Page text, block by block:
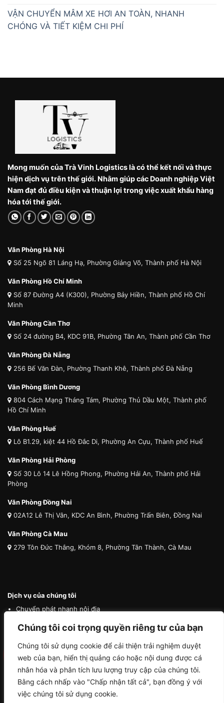
Chúng tôi coi trọng quyền riêng tư của bạn
Chúng tôi sử dụng cookie để cải thiện trải nghiệm duyệt
web của bạn, hiển thị quảng cáo hoặc nội dung được cá
nhân hóa và phân tích lưu lượng truy cập của chúng tôi.
Bằng cách nhấp vào "Chấp nhận tất cả", bạn đồng ý với
việc chúng tôi sử dụng cookie.
VẬN CHUYỂN MÂM XE HƠI AN TOÀN, NHANH
CHÓNG VÀ TIẾT KIỆM CHI PHÍ
Mong muốn của Trà Vinh Logistics là có thể kết nối và thực
hiện dịch vụ trên thế giới. Nhằm giúp các Doanh nghiệp Việt
Nam đạt đủ điều kiện và thuận lợi trong việc xuất khẩu hàng
hóa tới thế giới.
Văn Phòng Hà Nội
Số 25 Ngõ 81 Láng Hạ, Phường Giảng Võ, Thành phố Hà Nội
Văn Phòng Hồ Chí Minh
Số 87 Đường A4 (K300), Phường Bảy Hiền, Thành phố Hồ Chí
Minh
Văn Phòng Cần Thơ
Số 24 đường B4, KDC 91B, Phường Tân An, Thành phố Cần Thơ
Văn Phòng Đà Nẵng
256 Bế Văn Đàn, Phường Thanh Khê, Thành phố Đà Nẵng
Văn Phòng Bình Dương
804 Cách Mạng Tháng Tám, Phường Thủ Dầu Một, Thành phố
Hồ Chí Minh
Văn Phòng Huế
Lô B1.29, kiệt 44 Hồ Đắc Di, Phường An Cựu, Thành phố Huế
Văn Phòng Hải Phòng
Số 30 Lô 14 Lê Hồng Phong, Phường Hải An, Thành phố Hải
Phòng
Văn Phòng Đồng Nai
02A12 Lê Thị Vân, KDC An Bình, Phường Trấn Biên, Đồng Nai
Văn Phòng Cà Mau
279 Tôn Đức Thắng, Khóm 8, Phường Tân Thành, Cà Mau
Dịch vụ của chúng tôi
Chuyển phát nhanh nội địa
Chuyển phát nhanh quốc tế
Vận chuyển thú cưng
Mua hộ hàng nước ngoài